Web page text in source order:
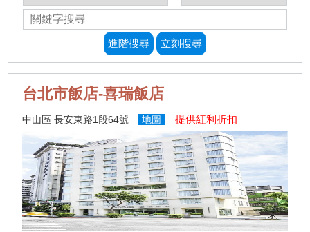
進階搜尋 立刻搜尋
台北市飯店-喜瑞飯店
中山區 長安東路1段64號 地圖 提供紅利折扣